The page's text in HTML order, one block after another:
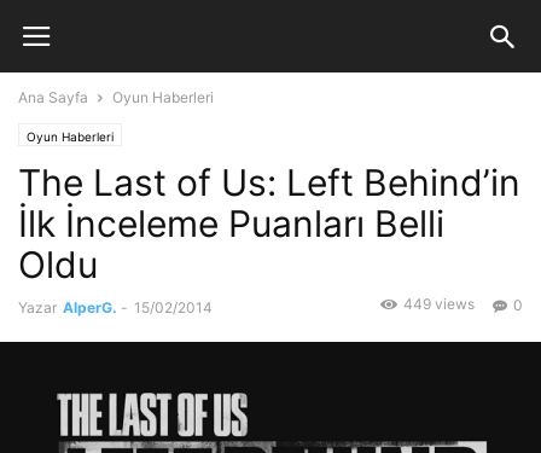
Ana Sayfa Oyun Haberleri
Oyun Haberleri
The Last of Us: Left Behind’in
İlk İnceleme Puanları Belli
Oldu
Yazar AlperG. - 15/02/2014 0
449 views